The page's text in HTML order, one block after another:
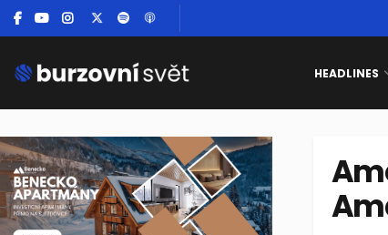
HEADLINES